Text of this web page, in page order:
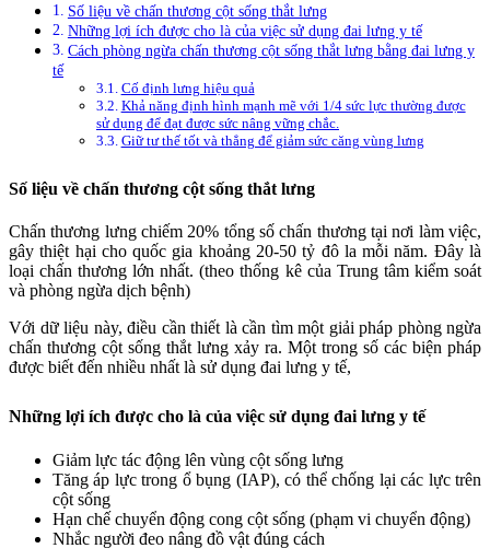
Số liệu về chấn thương cột sống thắt lưng
Những lợi ích được cho là của việc sử dụng đai lưng y tế
Cách phòng ngừa chấn thương cột sống thắt lưng bằng đai lưng y
tế
Cố định lưng hiệu quả
Khả năng định hình mạnh mẽ với 1/4 sức lực thường được
sử dụng để đạt được sức nâng vững chắc.
Giữ tư thế tốt và thẳng để giảm sức căng vùng lưng
Số liệu về chấn thương cột sống thắt lưng
Chấn thương lưng chiếm 20% tổng số chấn thương tại nơi làm việc,
gây thiệt hại cho quốc gia khoảng 20-50 tỷ đô la mỗi năm. Đây là
loại chấn thương lớn nhất. (theo thống kê của Trung tâm kiểm soát
và phòng ngừa dịch bệnh)
Với dữ liệu này, điều cần thiết là cần tìm một giải pháp phòng ngừa
chấn thương cột sống thắt lưng xảy ra. Một trong số các biện pháp
được biết đến nhiều nhất là sử dụng đai lưng y tế,
Những lợi ích được cho là của việc sử dụng đai lưng y tế
Giảm lực tác động lên vùng cột sống lưng
Tăng áp lực trong ổ bụng (IAP), có thể chống lại các lực trên
cột sống
Hạn chế chuyển động cong cột sống (phạm vi chuyển động)
Nhắc người đeo nâng đồ vật đúng cách